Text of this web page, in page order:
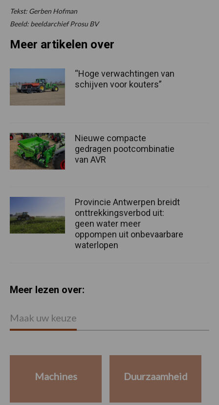
Tekst: Gerben Hofman
Beeld: beeldarchief Prosu BV
Meer artikelen over
“Hoge verwachtingen van
schijven voor kouters”
Nieuwe compacte
gedragen pootcombinatie
van AVR
Provincie Antwerpen breidt
onttrekkingsverbod uit:
geen water meer
oppompen uit onbevaarbare
waterlopen
Meer lezen over:
Maak uw keuze
Machines Duurzaamheid